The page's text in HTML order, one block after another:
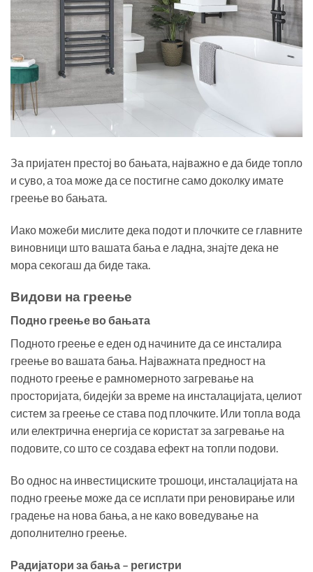
За пријатен престој во бањата, најважно е да биде топло
и суво, а тоа може да се постигне само доколку имате
греење во бањата.
Иако можеби мислите дека подот и плочките се главните
виновници што вашата бања е ладна, знајте дека не
мора секогаш да биде така.
Видови на греење
Подно греење во бањата
Подното греење е еден од начините да се инсталира
греење во вашата бања. Најважната предност на
подното греење е рамномерното загревање на
просторијата, бидејќи за време на инсталацијата, целиот
систем за греење се става под плочките. Или топла вода
или електрична енергија се користат за загревање на
подовите, со што се создава ефект на топли подови.
Во однос на инвестициските трошоци, инсталацијата на
подно греење може да се исплати при реновирање или
градење на нова бања, а не како воведување на
дополнително греење.
Радијатори за бања – регистри